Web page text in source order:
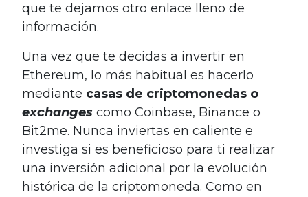
que te dejamos otro enlace lleno de
información.
Una vez que te decidas a invertir en
Ethereum, lo más habitual es hacerlo
mediante casas de criptomonedas o
exchanges como Coinbase, Binance o
Bit2me. Nunca inviertas en caliente e
investiga si es beneficioso para ti realizar
una inversión adicional por la evolución
histórica de la criptomoneda. Como en